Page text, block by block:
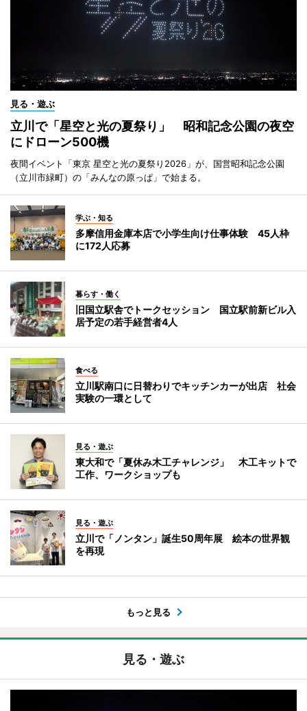
見る・遊ぶ
立川で「星空と光の夏祭り」 昭和記念公園の夜空
にドローン500機
夜間イベント「東京 星空と光の夏祭り2026」が、国営昭和記念公園
（立川市緑町）の「みんなの原っぱ」で始まる。
学ぶ・知る
多摩信用金庫本店で小学生向け仕事体験 45人枠
に172人応募
暮らす・働く
旧国立駅舎でトークセッション 国立駅前新ビル入
居予定の若手経営者4人
食べる
立川駅南口に日替わりでキッチンカーが出店 社会
実験の一環として
見る・遊ぶ
東大和で「夏休み木工チャレンジ」 木工キットで
工作、ワークショップも
見る・遊ぶ
立川で「ノンタン」誕生50周年展 絵本の世界観
を再現
もっと見る
見る・遊ぶ